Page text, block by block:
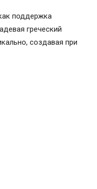
поддержка
греческий
создавая при